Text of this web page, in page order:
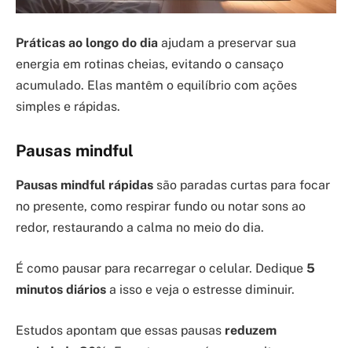
Práticas ao longo do dia ajudam a preservar sua
energia em rotinas cheias, evitando o cansaço
acumulado. Elas mantêm o equilíbrio com ações
simples e rápidas.
Pausas mindful
Pausas mindful rápidas são paradas curtas para focar
no presente, como respirar fundo ou notar sons ao
redor, restaurando a calma no meio do dia.
É como pausar para recarregar o celular. Dedique 5
minutos diários a isso e veja o estresse diminuir.
Estudos apontam que essas pausas reduzem